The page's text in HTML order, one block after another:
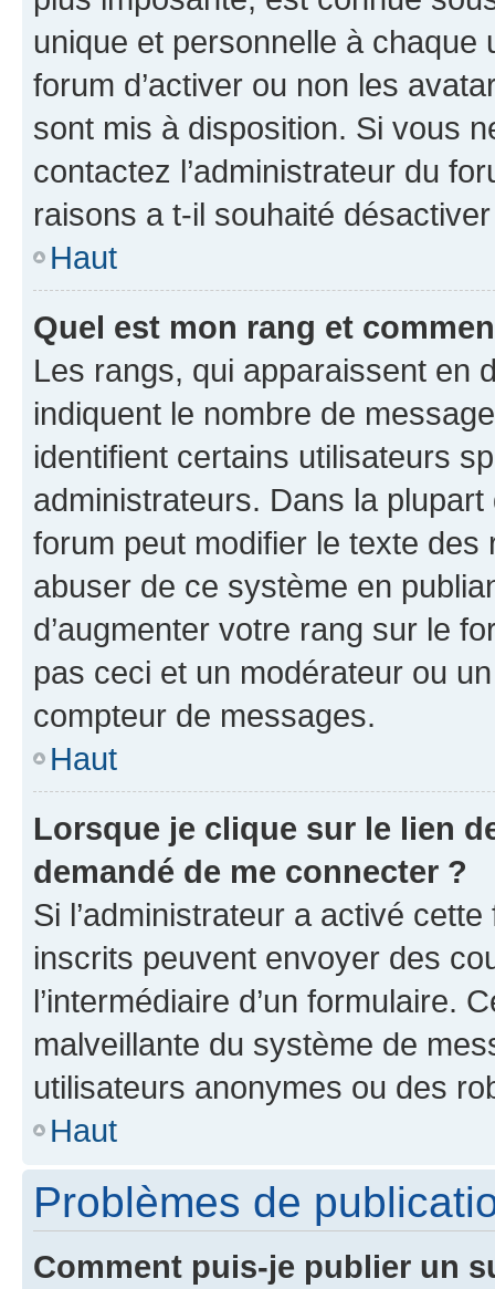
unique et personnelle à chaque
forum d’activer ou non les
sont mis à disposition. Si vous
contactez l’administrateur du
raisons a t-il souhaité
Haut
Quel est mon rang et
Les rangs, qui apparaissent en
indiquent le nombre de
identifient certains utilisateurs
administrateurs. Dans la
forum peut modifier le texte
abuser de ce système en
d’augmenter votre rang sur le
pas ceci et un modérateur ou
compteur de messages.
Haut
Lorsque je clique sur le lien
demandé de me connecter ?
Si l’administrateur a activé
inscrits peuvent envoyer des
l’intermédiaire d’un formulaire.
malveillante du système de
utilisateurs anonymes ou des
Haut
Problèmes de
Comment puis-je publier un